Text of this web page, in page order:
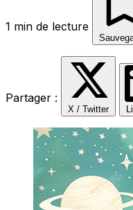
1 min de lecture
Partager :
X / Twitter